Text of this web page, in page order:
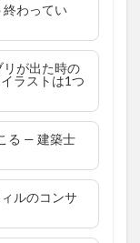
わってい
が出た時の
ラストは1つ
る — 建築士
ルのコンサ